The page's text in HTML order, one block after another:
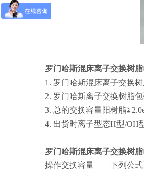
罗门哈斯混床离子交换树
1. 罗门哈斯混床离子交换
2. 罗门哈斯离子交换树脂
3. 总的交换容量阳树脂
4. 出货时离子型态H型/OH
罗门哈斯混床离子交换树
操作交换容量 下列公式